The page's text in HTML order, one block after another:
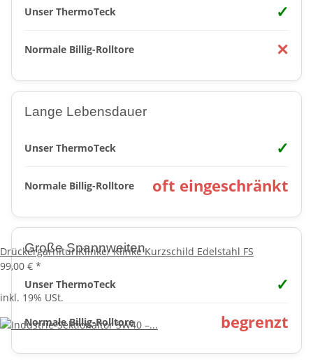
Unser ThermoTeck ✓
Normale Billig-Rolltore ✕
Lange Lebensdauer
Unser ThermoTeck ✓
Normale Billig-Rolltore oft eingeschränkt
Große Spannweiten
Unser ThermoTeck ✓
Normale Billig-Rolltore begrenzt
Drückergarnitur Klinke/ Klinke Kurzschild Edelstahl FS
99,00 € *
inkl. 19% USt.